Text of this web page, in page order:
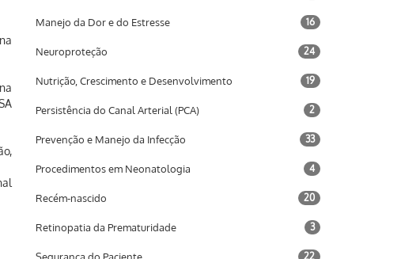
Manejo da Dor e do Estresse 16
Neuroproteção 24
Nutrição, Crescimento e Desenvolvimento 19
Persistência do Canal Arterial (PCA) 2
Prevenção e Manejo da Infecção 33
Procedimentos em Neonatologia 4
Recém-nascido 20
Retinopatia da Prematuridade 3
22